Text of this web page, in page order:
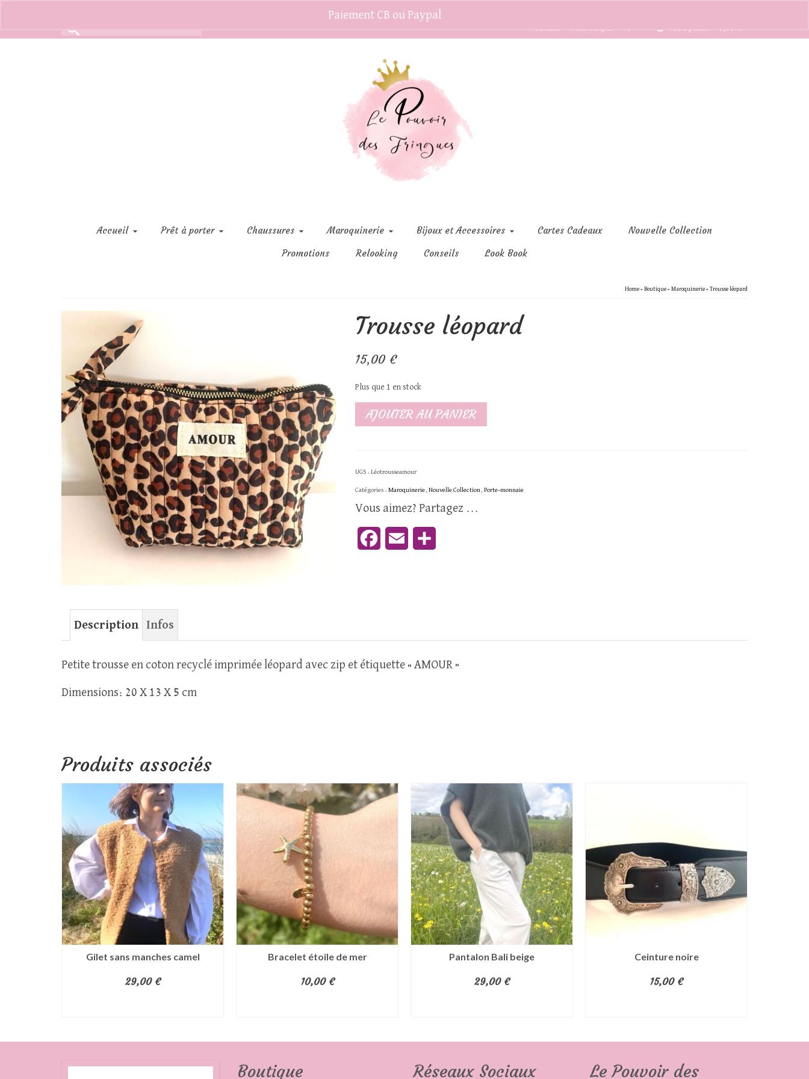
Paiement CB ou Paypal
Contact Mon compte Votre panier 0,00 €
Rechercher :
Accueil Prêt à porter Chaussures Maroquinerie Bijoux et Accessoires Cartes Cadeaux
Nouvelle Collection
Promotions
Relooking Conseils Look Book
Home » Boutique » Maroquinerie » Trousse léopard
Trousse léopard
15,00 €
Plus que 1 en stock
quantité
de
AJOUTER AU PANIER
UGS : Léotrousseamour
Catégories : Maroquinerie, Nouvelle Collection , Porte-monnaie
Vous aimez? Partagez ...
FacebookEmail
Description Infos
Petite trousse en coton recyclé imprimée léopard avec zip et étiquette « AMOUR »
Dimensions: 20 X 13 X 5 cm
Produits associés
Gilet sans manches camel
29,00 €
Bracelet étoile de mer
10,00 €
Pantalon Bali beige
29,00 €
Ceinture noire
15,00 €
Boutique Réseaux Sociaux Le Pouvoir des